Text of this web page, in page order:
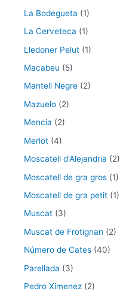
La Bodegueta (1)
La Cerveteca (1)
Lledoner Pelut (1)
Macabeu (5)
Mantell Negre (2)
Mazuelo (2)
Mencia (2)
Merlot (4)
Moscatell d'Alejandria (2)
Moscatell de gra gros (1)
Moscatell de gra petit (1)
Muscat (3)
Muscat de Frotignan (2)
Número de Cates (40)
Parellada (3)
Pedro Ximenez (2)